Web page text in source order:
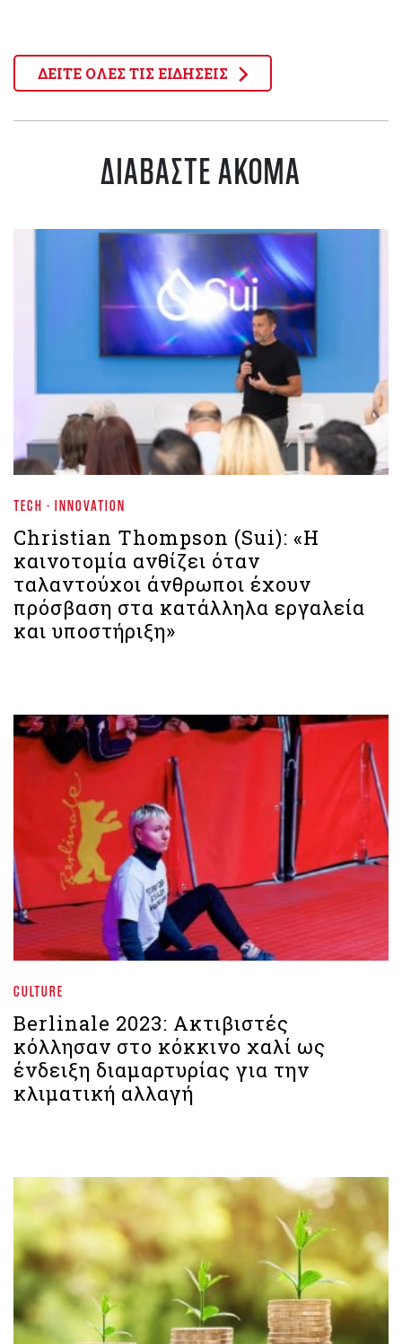
ΔΕΙΤΕ ΟΛΕΣ ΤΙΣ ΕΙΔΗΣΕΙΣ
ΔΙΑΒΑΣΤΕ ΑΚΟΜΑ
TECH - INNOVATION
Christian Thompson (Sui): «Η
καινοτομία ανθίζει όταν
ταλαντούχοι άνθρωποι έχουν
πρόσβαση στα κατάλληλα εργαλεία
και υποστήριξη»
CULTURE
Berlinale 2023: Ακτιβιστές
κόλλησαν στο κόκκινο χαλί ως
ένδειξη διαμαρτυρίας για την
κλιματική αλλαγή